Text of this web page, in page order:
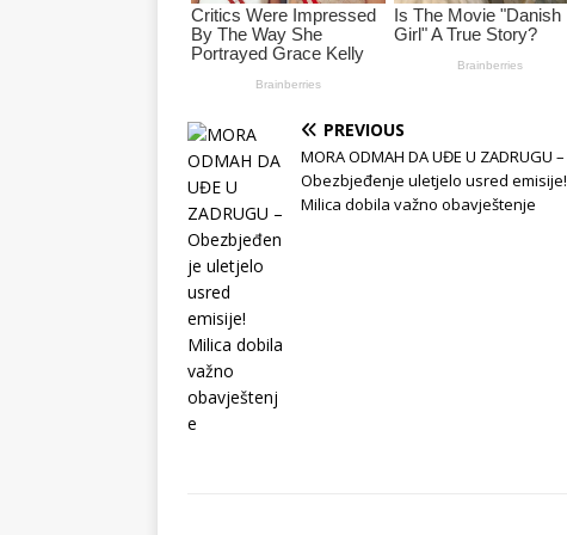
PREVIOUS
MORA ODMAH DA UĐE U ZADRUGU –
Obezbjeđenje uletjelo usred emisije!
Milica dobila važno obavještenje